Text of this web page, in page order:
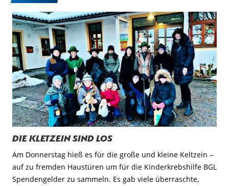
Die Kletzein sind los
Am Donnerstag hieß es für die große und kleine Keltzein –
auf zu fremden Haustüren um für die Kinderkrebshilfe BGL
Spendengelder zu sammeln. Es gab viele überraschte,